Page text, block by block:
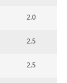
2,0
2,5
2,5